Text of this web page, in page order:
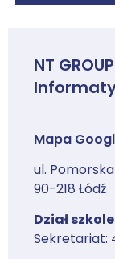
NT
Mapa
ul.
90-218 Łódź
Dział
Sekretariat: